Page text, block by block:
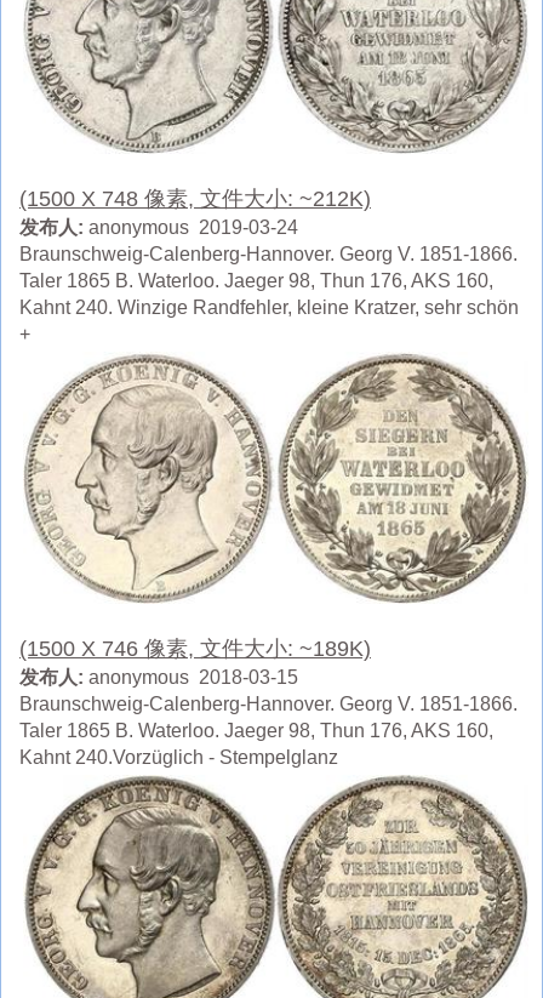
(1500 X 748 像素, 文件大小: ~212K)
发布人: anonymous 2019-03-24
Braunschweig-Calenberg-Hannover. Georg V. 1851-1866.
Taler 1865 B. Waterloo. Jaeger 98, Thun 176, AKS 160,
Kahnt 240. Winzige Randfehler, kleine Kratzer, sehr schön
+
(1500 X 746 像素, 文件大小: ~189K)
发布人: anonymous 2018-03-15
Braunschweig-Calenberg-Hannover. Georg V. 1851-1866.
Taler 1865 B. Waterloo. Jaeger 98, Thun 176, AKS 160,
Kahnt 240.Vorzüglich - Stempelglanz